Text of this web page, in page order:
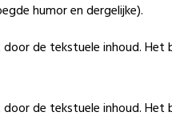
humor en dergelijke).
de tekstuele inhoud. Het
de tekstuele inhoud. Het